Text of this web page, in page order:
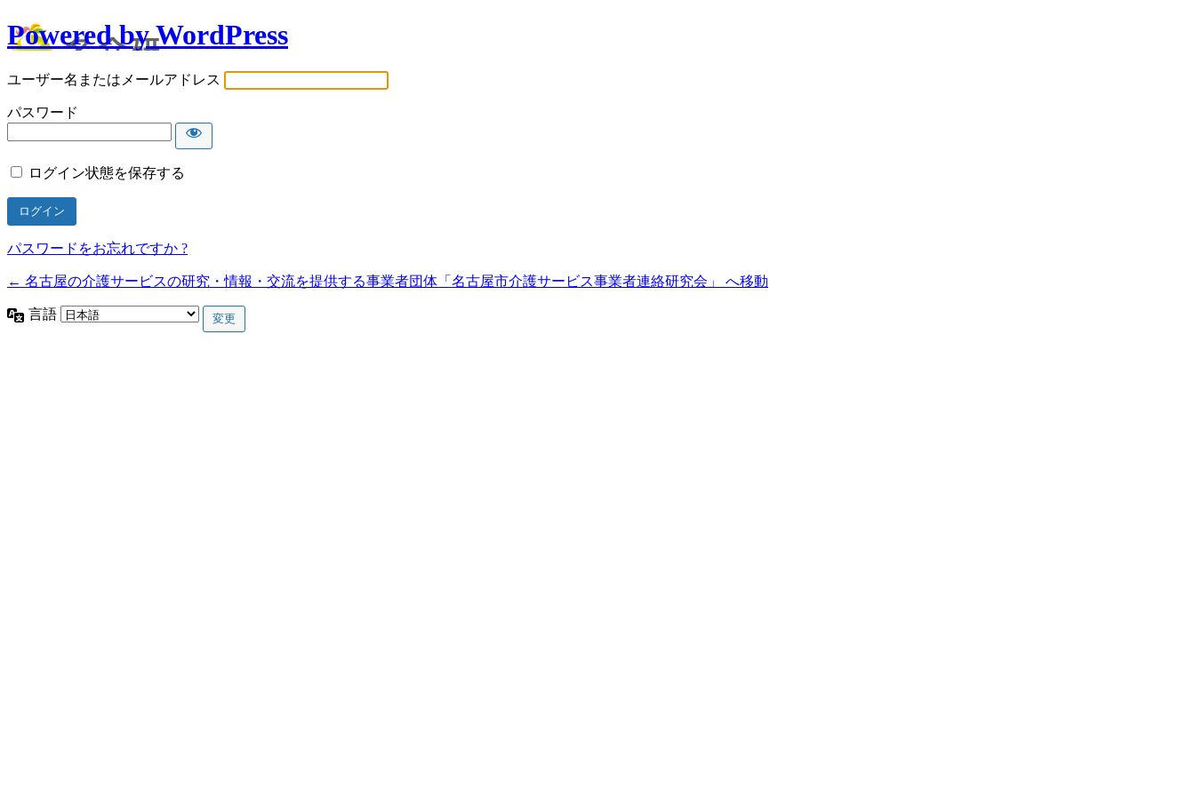
Powered by WordPress
ユーザー名またはメールアドレス
パスワード
ログイン状態を保存する
パスワードをお忘れですか ?
← 名古屋の介護サービスの研究・情報・交流を提供する事業者団体「名古屋市介護サービス事業者連絡研究会」 へ移動
言語